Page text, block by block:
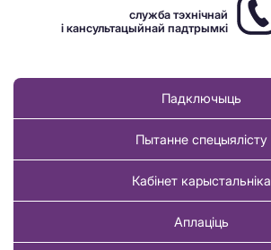
служба тэхнічнай
і кансультацыйнай падтрымкі
Падключыць
Пытанне спецыялісту
Кабінет карыстальніка
Аплаціць